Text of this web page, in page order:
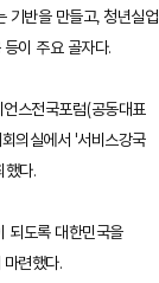
기반을 만들고, 청년실업
이 주요 골자다.
스전국포럼(공동대표
의실에서 '서비스강국
했다.
되도록 대한민국을
련했다.